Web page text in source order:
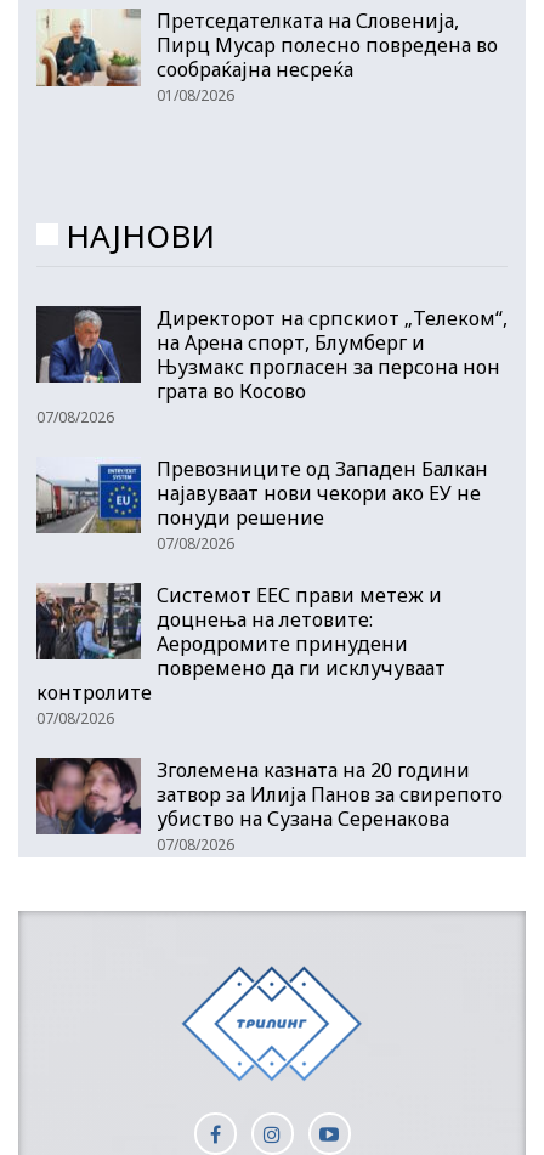
Претседателката на Словенија,
Пирц Мусар полесно повредена во
сообраќајна несреќа
01/08/2026
НАЈНОВИ
Директорот на српскиот „Телеком“,
на Арена спорт, Блумберг и
Њузмакс прогласен за персона нон
грата во Косово
07/08/2026
Превозниците од Западен Балкан
најавуваат нови чекори ако ЕУ не
понуди решение
07/08/2026
Системот ЕЕС прави метеж и
доцнења на летовите:
Аеродромите принудени
повремено да ги исклучуваат
контролите
07/08/2026
Зголемена казната на 20 години
затвор за Илија Панов за свирепото
убиство на Сузана Серенакова
07/08/2026